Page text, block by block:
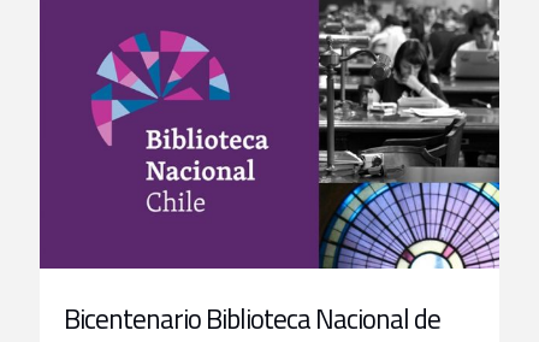
Bicentenario Biblioteca Nacional de